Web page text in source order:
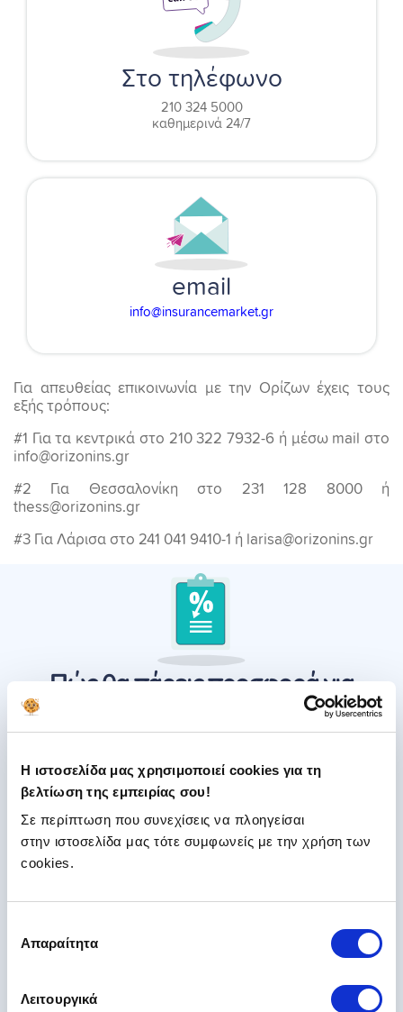
Η ιστοσελίδα μας χρησιμοποιεί cookies για τη
βελτίωση της εμπειρίας σου!
Σε περίπτωση που συνεχίσεις να πλοηγείσαι
στην ιστοσελίδα μας τότε συμφωνείς με την χρήση των
cookies.
συγκατάθεσης
Απαραίτητα
Λειτουργικά
Στο τηλέφωνο
210 324 5000
καθημερινά 24/7
email
info@insurancemarket.gr
Για απευθείας επικοινωνία με την Ορίζων έχεις τους
εξής τρόπους:
#1 Για τα κεντρικά στο 210 322 7932-6 ή μέσω mail στο
info@orizonins.gr
#2 Για Θεσσαλονίκη στο 231 128 8000 ή
thess@orizonins.gr
#3 Για Λάρισα στο 241 041 9410-1 ή larisa@orizonins.gr
Πώς θα πάρεις προσφορά για
κλοπής ή μικτή;
Η Ορίζων Ασφαλιστική δεν βρίσκεται ανάμεσα στις
Τηλεφωνικά στο κέντρο εξυπηρέτησης